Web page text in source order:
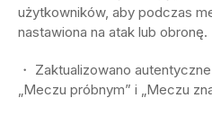
użytkowników, aby podczas
nastawiona na atak lub obronę.
・ Zaktualizowano
„Meczu próbnym” i „Meczu